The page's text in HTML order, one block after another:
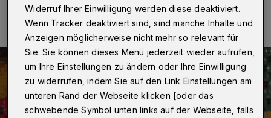
Widerruf Ihrer Einwilligung werden diese deaktiviert.
Wenn Tracker deaktiviert sind, sind manche Inhalte und
Anzeigen möglicherweise nicht mehr so relevant für
Sie. Sie können dieses Menü jederzeit wieder aufrufen,
um Ihre Einstellungen zu ändern oder Ihre Einwilligung
zu widerrufen, indem Sie auf den Link Einstellungen am
unteren Rand der Webseite klicken [oder das
schwebende Symbol unten links auf der Webseite, falls